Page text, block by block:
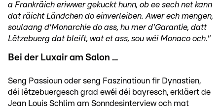
a Frankräich eriwwer gekuckt hunn, ob ee sech net kann
dat räicht Ländchen do einverleiben. Awer ech mengen,
soulaang d'Monarchie do ass, hu mer d'Garantie, datt
Lëtzebuerg dat bleift, wat et ass, sou wéi Monaco och."
Bei der Luxair am Salon ...
Seng Passioun oder seng Faszinatioun fir Dynastien,
déi lëtzebuergesch grad ewéi déi bayresch, erkläert de
Jean Louis Schlim am Sonndesinterview och mat